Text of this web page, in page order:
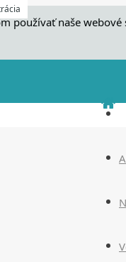
používať naše